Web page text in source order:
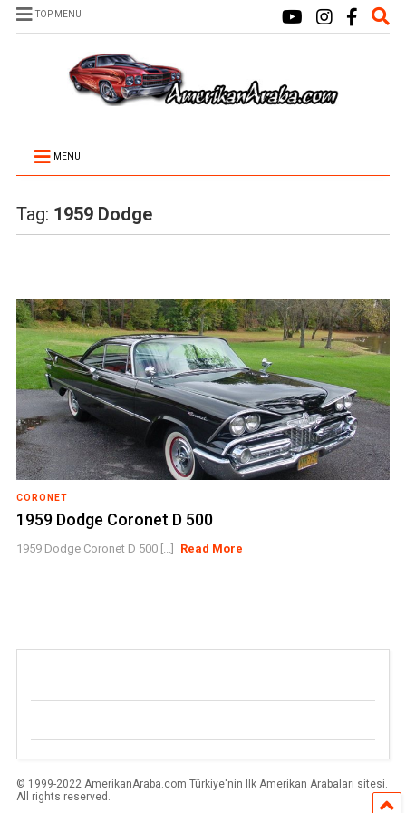
TOP MENU
MENU
Tag: 1959 Dodge
CORONET
1959 Dodge Coronet D 500
1959 Dodge Coronet D 500 [...] Read More
© 1999-2022 AmerikanAraba.com Türkiye'nin Ilk Amerikan Arabaları sitesi.
All rights reserved.